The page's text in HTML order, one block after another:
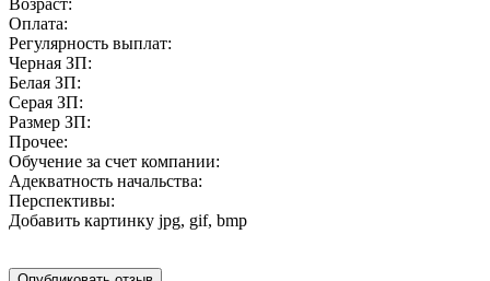
Возраст:
Оплата:
Регулярность выплат:
Черная ЗП:
Белая ЗП:
Серая ЗП:
Размер ЗП:
Прочее:
Обучение за счет компании:
Адекватность начальства:
Перспективы:
Добавить картинку jpg, gif, bmp